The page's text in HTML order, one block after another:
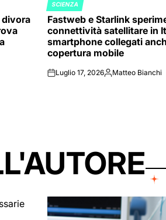
divora
POSTED
IN
SCIENZA
Fastweb e Starlink
connettività satellitare in
smartphone collegati
copertura mobile
onLuglio 17, 2026Posted
Matteo Bianchi